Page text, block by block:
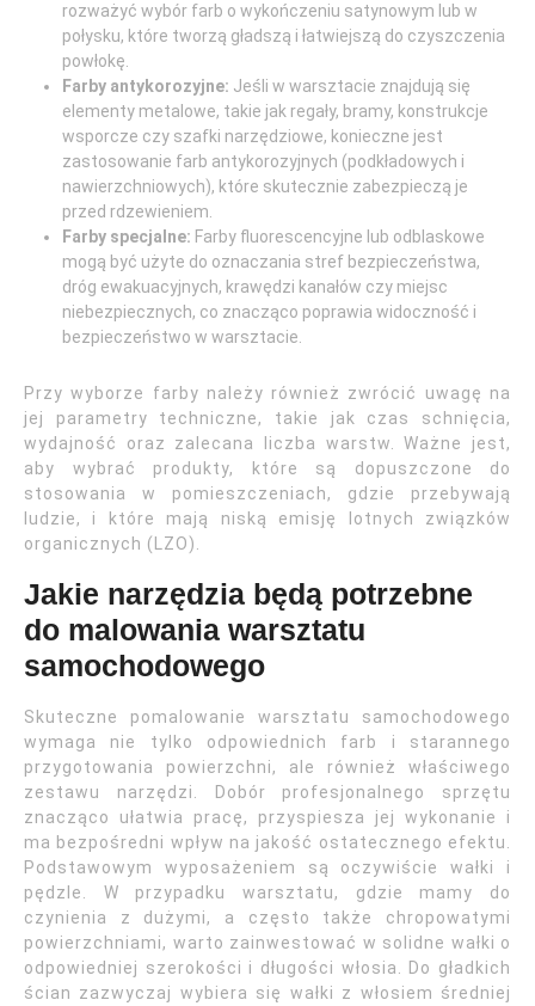
rozważyć wybór farb o wykończeniu satynowym lub w
połysku, które tworzą gładszą i łatwiejszą do czyszczenia
powłokę.
Farby antykorozyjne: Jeśli w warsztacie znajdują się
elementy metalowe, takie jak regały, bramy, konstrukcje
wsporcze czy szafki narzędziowe, konieczne jest
zastosowanie farb antykorozyjnych (podkładowych i
nawierzchniowych), które skutecznie zabezpieczą je
przed rdzewieniem.
Farby specjalne: Farby fluorescencyjne lub odblaskowe
mogą być użyte do oznaczania stref bezpieczeństwa,
dróg ewakuacyjnych, krawędzi kanałów czy miejsc
niebezpiecznych, co znacząco poprawia widoczność i
bezpieczeństwo w warsztacie.
Przy wyborze farby należy również zwrócić uwagę na
jej parametry techniczne, takie jak czas schnięcia,
wydajność oraz zalecana liczba warstw. Ważne jest,
aby wybrać produkty, które są dopuszczone do
stosowania w pomieszczeniach, gdzie przebywają
ludzie, i które mają niską emisję lotnych związków
organicznych (LZO).
Jakie narzędzia będą potrzebne
do malowania warsztatu
samochodowego
Skuteczne pomalowanie warsztatu samochodowego
wymaga nie tylko odpowiednich farb i starannego
przygotowania powierzchni, ale również właściwego
zestawu narzędzi. Dobór profesjonalnego sprzętu
znacząco ułatwia pracę, przyspiesza jej wykonanie i
ma bezpośredni wpływ na jakość ostatecznego efektu.
Podstawowym wyposażeniem są oczywiście wałki i
pędzle. W przypadku warsztatu, gdzie mamy do
czynienia z dużymi, a często także chropowatymi
powierzchniami, warto zainwestować w solidne wałki o
odpowiedniej szerokości i długości włosia. Do gładkich
ścian zazwyczaj wybiera się wałki z włosiem średniej